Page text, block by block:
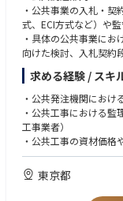
・公共事業の入札・
式、ECI方式など）や
・具体の公共事業にお
向けた検討、入札契約
・公共土木⼯事の予定
・公共土木⼯事の積算
・公共事業におけるi-
＜クライアント＞
・ 国（国土交通省、
・ 独立行政法人、財団
・ 民間企業（首都高
求める経験 / スキ
・公共発注機関におけ
・公共工事における
工事業者）
・公共工事の資材価格
東京都